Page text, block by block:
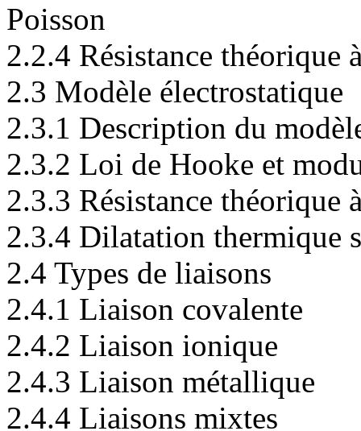
Poisson
2.2.4 Résistance théorique
2.3 Modèle électrostatique
2.3.1 Description du
2.3.2 Loi de Hooke et
2.3.3 Résistance théorique
2.3.4 Dilatation thermique
2.4 Types de liaisons
2.4.1 Liaison covalente
2.4.2 Liaison ionique
2.4.3 Liaison métallique
2.4.4 Liaisons mixtes